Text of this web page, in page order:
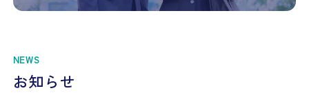
NEWS
お知らせ